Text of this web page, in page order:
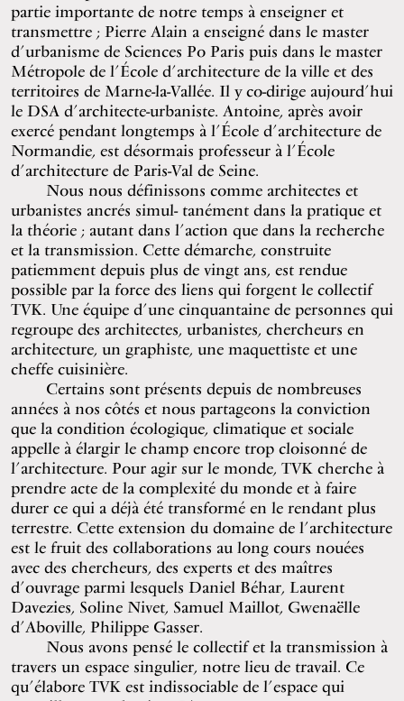
partie importante de notre temps à enseigner et
transmettre ; Pierre Alain a enseigné dans le master
d’urbanisme de Sciences Po Paris puis dans le master
Métropole de l’École d’architecture de la ville et des
territoires de Marne-la-Vallée. Il y co-dirige aujourd’hui
le DSA d’architecte-urbaniste. Antoine, après avoir
exercé pendant longtemps à l’École d’architecture de
Normandie, est désormais professeur à l’École
d’architecture de Paris-Val de Seine.
Nous nous définissons comme architectes et
urbanistes ancrés simul- tanément dans la pratique et
la théorie ; autant dans l’action que dans la recherche
et la transmission. Cette démarche, construite
patiemment depuis plus de vingt ans, est rendue
possible par la force des liens qui forgent le collectif
TVK. Une équipe d’une cinquantaine de personnes qui
regroupe des architectes, urbanistes, chercheurs en
architecture, un graphiste, une maquettiste et une
cheffe cuisinière.
Certains sont présents depuis de nombreuses
années à nos côtés et nous partageons la conviction
que la condition écologique, climatique et sociale
appelle à élargir le champ encore trop cloisonné de
l’architecture. Pour agir sur le monde, TVK cherche à
prendre acte de la complexité du monde et à faire
durer ce qui a déjà été transformé en le rendant plus
terrestre. Cette extension du domaine de l’architecture
est le fruit des collaborations au long cours nouées
avec des chercheurs, des experts et des maîtres
d’ouvrage parmi lesquels Daniel Béhar, Laurent
Davezies, Soline Nivet, Samuel Maillot, Gwenaëlle
d’Aboville, Philippe Gasser.
Nous avons pensé le collectif et la transmission à
travers un espace singulier, notre lieu de travail. Ce
qu’élabore TVK est indissociable de l’espace qui